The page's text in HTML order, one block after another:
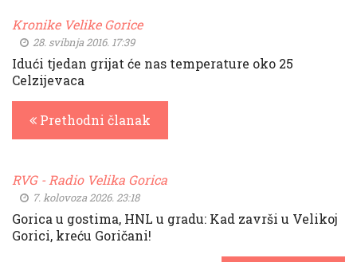
Kronike Velike Gorice
28. svibnja 2016. 17:39
Idući tjedan grijat će nas temperature oko 25
Celzijevaca
Prethodni članak
RVG - Radio Velika Gorica
7. kolovoza 2026. 23:18
Gorica u gostima, HNL u gradu: Kad završi u Velikoj
Gorici, kreću Goričani!